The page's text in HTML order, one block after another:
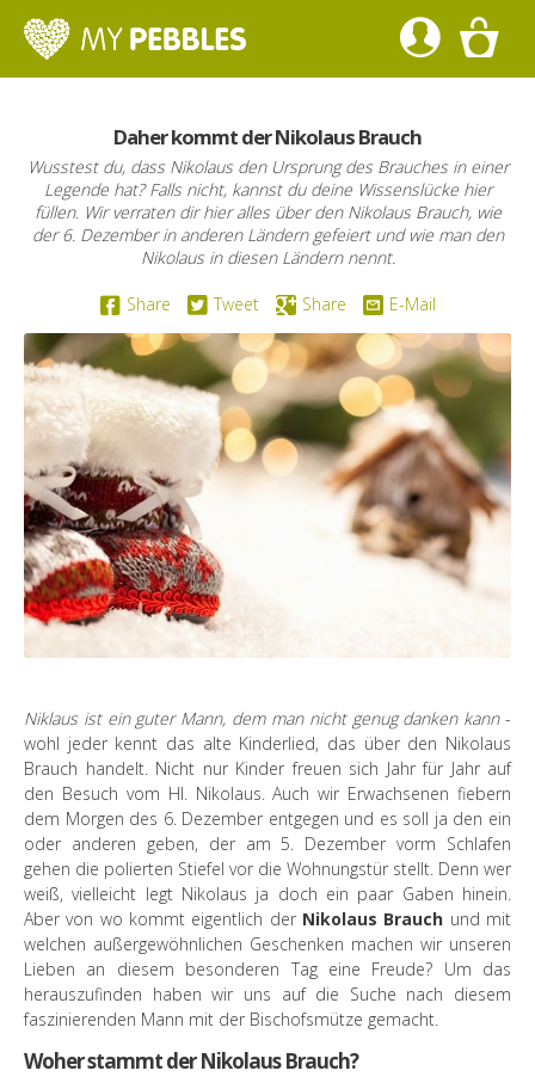
Daher kommt der Nikolaus Brauch
Wusstest du, dass Nikolaus den Ursprung des Brauches in einer
Legende hat? Falls nicht, kannst du deine Wissenslücke hier
füllen. Wir verraten dir hier alles über den Nikolaus Brauch, wie
der 6. Dezember in anderen Ländern gefeiert und wie man den
Nikolaus in diesen Ländern nennt.
Share Tweet Share E-Mail
Niklaus ist ein guter Mann, dem man nicht genug danken kann-
wohl jeder kennt das alte Kinderlied, das über den Nikolaus
Brauch handelt. Nicht nur Kinder freuen sich Jahr für Jahr auf
den Besuch vom Hl. Nikolaus. Auch wir Erwachsenen fiebern
dem Morgen des 6. Dezember entgegen und es soll ja den ein
oder anderen geben, der am 5. Dezember vorm Schlafen
gehen die polierten Stiefel vor die Wohnungstür stellt. Denn wer
weiß, vielleicht legt Nikolaus ja doch ein paar Gaben hinein.
Aber von wo kommt eigentlich der Nikolaus Brauch und mit
welchen außergewöhnlichen Geschenken machen wir unseren
Lieben an diesem besonderen Tag eine Freude? Um das
herauszufinden haben wir uns auf die Suche nach diesem
faszinierenden Mann mit der Bischofsmütze gemacht.
Woher stammt der Nikolaus Brauch?